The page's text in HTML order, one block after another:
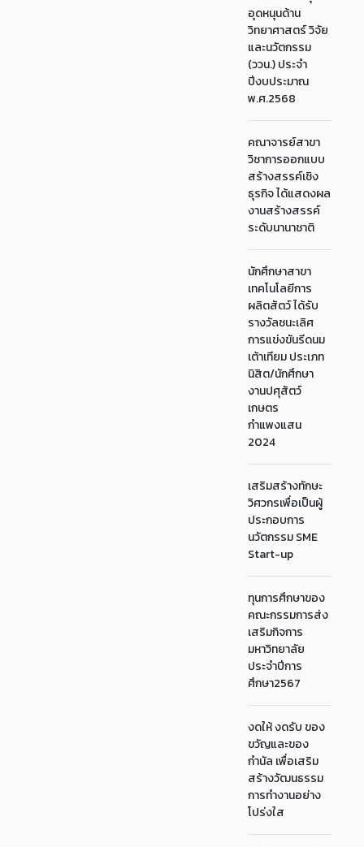
อุดหนุนด้าน
วิทยาศาสตร์ วิจัย
และนวัตกรรม
(ววน.) ประจำ
ปีงบประมาณ
พ.ศ.2568
คณาจารย์สาขา
วิชาการออกแบบ
สร้างสรรค์เชิง
ธุรกิจ ได้แสดงผล
งานสร้างสรรค์
ระดับนานาชาติ
นักศึกษาสาขา
เทคโนโลยีการ
ผลิตสัตว์ ได้รับ
รางวัลชนะเลิศ
การแข่งขันรีดนม
เต้าเทียม ประเภท
นิสิต/นักศึกษา
งานปศุสัตว์
เกษตร
กำแพงแสน
2024
เสริมสร้างทักษะ
วิศวกรเพื่อเป็นผู้
ประกอบการ
นวัตกรรม SME
Start-up
ทุนการศึกษาของ
คณะกรรมการส่ง
เสริมกิจการ
มหาวิทยาลัย
ประจำปีการ
ศึกษา2567
งดให้ งดรับ ของ
ขวัญและของ
กำนัล เพื่อเสริม
สร้างวัฒนธรรม
การทำงานอย่าง
โปร่งใส